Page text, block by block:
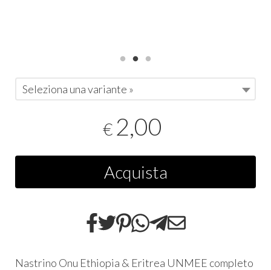
Seleziona una variante »
€ 2,00
Acquista
Nastrino Onu Ethiopia & Eritrea UNMEE completo